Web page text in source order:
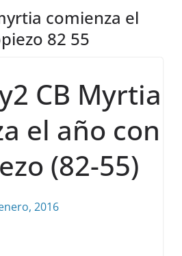
comienza el
82 55
CB Myrtia
el año con
(82-55)
2016